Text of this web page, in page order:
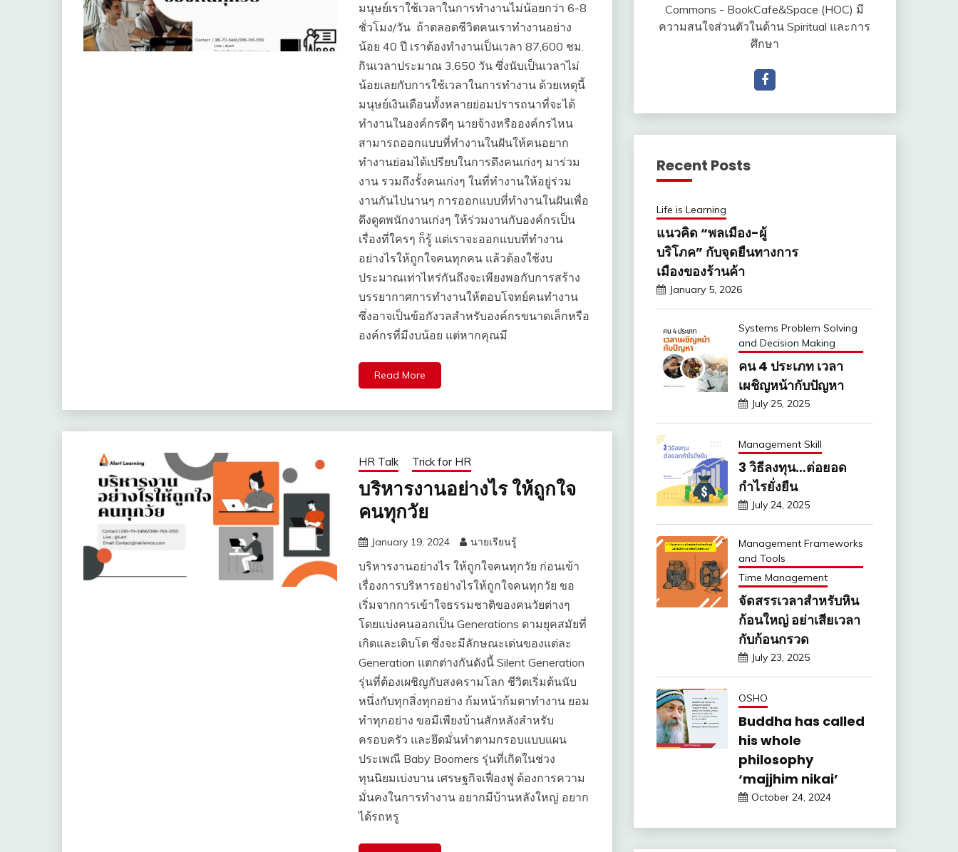
มนุษย์เราใช้เวลาในการทำงานไม่น้อยกว่า 6-8
ชั่วโมง/วัน ถ้าตลอดชีวิตคนเราทำงานอย่าง
น้อย 40 ปี เราต้องทำงานเป็นเวลา 87,600 ชม.
กินเวลาประมาณ 3,650 วัน ซึ่งนับเป็นเวลาไม่
น้อยเลยกับการใช้เวลาในการทำงาน ด้วยเหตุนี้
มนุษย์เงินเดือนทั้งหลายย่อมปรารถนาที่จะได้
ทำงานในองค์กรดีๆ นายจ้างหรือองค์กรไหน
สามารถออกแบบที่ทำงานในฝันให้คนอยาก
ทำงานย่อมได้เปรียบในการดึงคนเก่งๆ มาร่วม
งาน รวมถึงรั้งคนเก่งๆ ในที่ทำงานให้อยู่ร่วม
งานกันไปนานๆ การออกแบบที่ทำงานในฝันเพื่อ
ดึงดูดพนักงานเก่งๆ ให้ร่วมงานกับองค์กรเป็น
เรื่องที่ใครๆ ก็รู้ แต่เราจะออกแบบที่ทำงาน
อย่างไรให้ถูกใจคนทุกคน แล้วต้องใช้งบ
ประมาณเท่าไหร่กันถึงจะเพียงพอกับการสร้าง
บรรยากาศการทำงานให้ตอบโจทย์คนทำงาน
ซึ่งอาจเป็นข้อกังวลสำหรับองค์กรขนาดเล็กหรือ
องค์กรที่มีงบน้อย แต่หากคุณมี
Read More
HR Talk Trick for HR
บริหารงานอย่างไร ให้ถูกใจ
คนทุกวัย
January 19, 2024 นายเรียนรู้
บริหารงานอย่างไร ให้ถูกใจคนทุกวัย ก่อนเข้า
เรื่องการบริหารอย่างไรให้ถูกใจคนทุกวัย ขอ
เริ่มจากการเข้าใจธรรมชาติของคนวัยต่างๆ
โดยแบ่งคนออกเป็น Generations ตามยุคสมัยที่
เกิดและเติบโต ซึ่งจะมีลักษณะเด่นของแต่ละ
Generation แตกต่างกันดังนี้ Silent Generation
รุ่นที่ต้องเผชิญกับสงครามโลก ชีวิตเริ่มต้นนับ
หนึ่งกับทุกสิ่งทุกอย่าง ก้มหน้าก้มตาทำงาน ยอม
ทำทุกอย่าง ขอมีเพียงบ้านสักหลังสำหรับ
ครอบครัว และยึดมั่นทำตามกรอบแบบแผน
ประเพณี Baby Boomers รุ่นที่เกิดในช่วง
ทุนนิยมเบ่งบาน เศรษฐกิจเฟื่องฟู ต้องการความ
มั่นคงในการทำงาน อยากมีบ้านหลังใหญ่ อยาก
ได้รถหรู
Commons - BookCafe&Space (HOC) มี
ความสนใจส่วนตัวในด้าน Spiritual และการ
ศึกษา
Recent Posts
Life is Learning
แนวคิด “พลเมือง-ผู้
บริโภค” กับจุดยืนทางการ
เมืองของร้านค้า
January 5, 2026
Systems Problem Solving
and Decision Making
คน 4 ประเภท เวลา
เผชิญหน้ากับปัญหา
July 25, 2025
Management Skill
3 วิธีลงทุน…ต่อยอด
กำไรยั่งยืน
July 24, 2025
Management Frameworks
and Tools
Time Management
จัดสรรเวลาสำหรับหิน
ก้อนใหญ่ อย่าเสียเวลา
กับก้อนกรวด
July 23, 2025
OSHO
Buddha has called
his whole
philosophy
‘majjhim nikai’
October 24, 2024